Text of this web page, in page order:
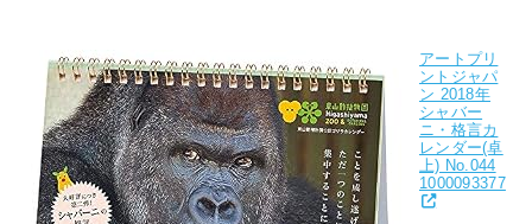
アートプリ
ントジャパ
ン 2018年
シャバー
ニ・格言カ
レンダー(卓
上) No.044
1000093377